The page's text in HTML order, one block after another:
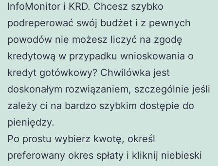
InfoMonitor i KRD. Chcesz szybko
podreperować swój budżet i z pewnych
powodów nie możesz liczyć na zgodę
kredytową w przypadku wnioskowania o
kredyt gotówkowy? Chwilówka jest
doskonałym rozwiązaniem, szczególnie jeśli
zależy ci na bardzo szybkim dostępie do
pieniędzy.
Po prostu wybierz kwotę, określ
preferowany okres spłaty i kliknij niebieski